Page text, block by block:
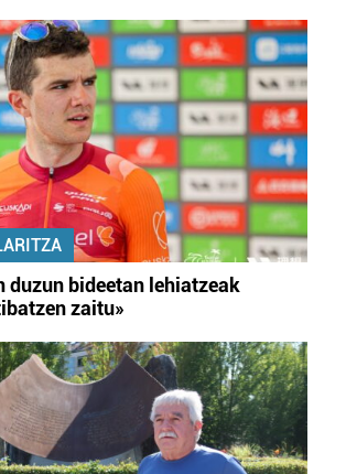
duzun bideetan lehiatzeak
zaitu»